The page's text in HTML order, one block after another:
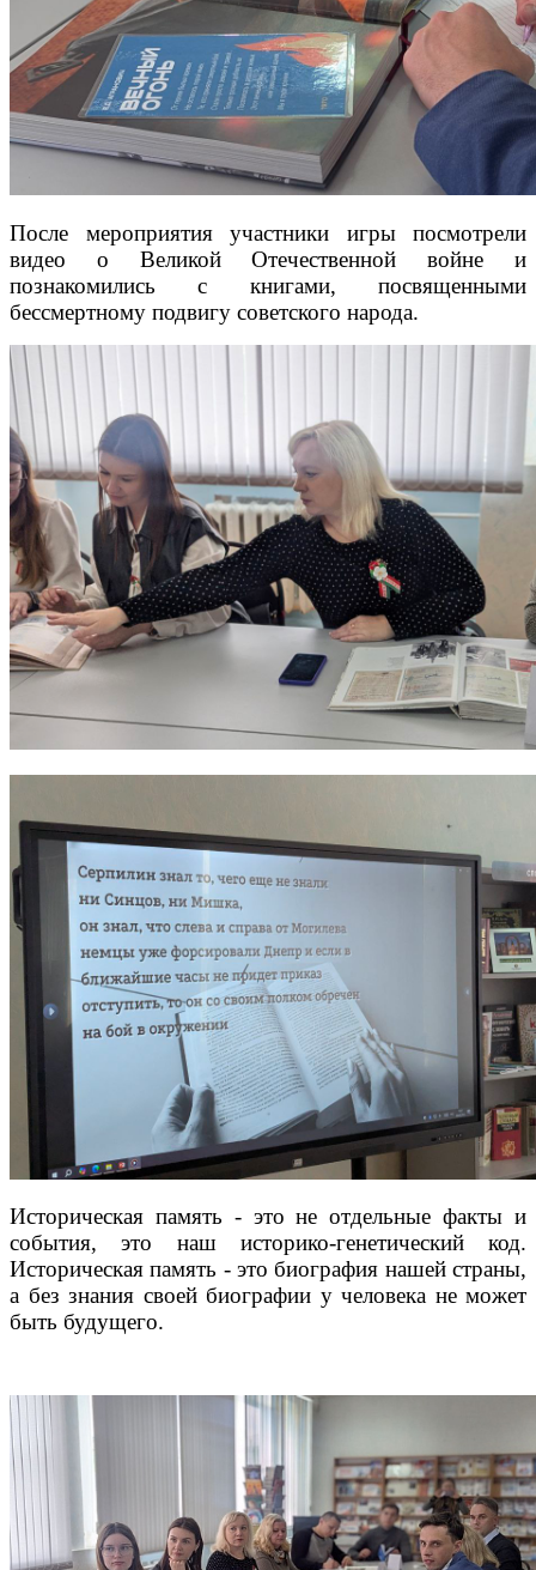
После мероприятияучастники игры посмотрели
видео о Великой Отечественной войне и
познакомились с книгами, посвященными
бессмертному подвигу советского народа.
Историческая память - это не отдельные факты и
события, это наш историко-генетический код.
Историческая память - это биография нашей страны,
а без знания своей биографии у человека не может
быть будущего.